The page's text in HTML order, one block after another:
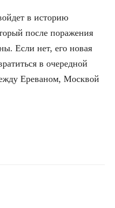
в историю
после поражения
Если нет, его новая
в очередной
Ереваном, Москвой